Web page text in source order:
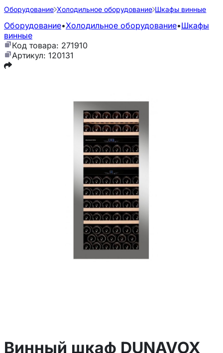
Оборудование Холодильное оборудование Шкафы винные
Оборудование•Холодильное оборудование•Шкафы
винные
Код товара: 271910
Артикул: 120131
Винный шкаф DUNAVOX